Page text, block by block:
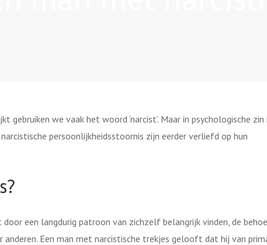
we vaak het woord ‘narcist’. Maar in psychologische zin
persoonlijkheidsstoornis zijn eerder verliefd op hun
een langdurig patroon van zichzelf belangrijk vinden, de
anderen. Een man met narcistische trekjes gelooft dat hij van